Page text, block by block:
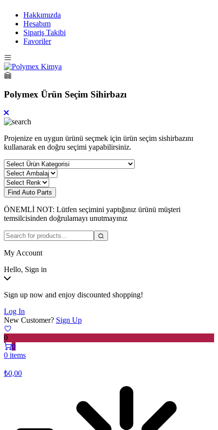
Hakkımızda
Hesabım
Sipariş Takibi
Favoriler
Polymex Ürün Seçim Sihirbazı
Projenize en uygun ürünü seçmek için ürün seçim sishirbazını
kullanarak en doğru seçimi yapabilirsiniz.
Find Auto Parts
ÖNEMLİ NOT: Lütfen seçimini yaptığınız ürünü müşteri
temsilcisinden doğrulamayı unutmayınız
My Account
Hello, Sign in
Sign up now and enjoy discounted shopping!
Log In
New Customer? Sign Up
0
0
0 items
₺0,00